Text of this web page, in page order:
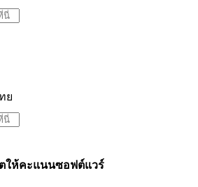
ย
ให้คะแนนซอฟต์แวร์